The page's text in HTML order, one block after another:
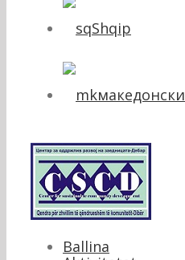
Shqip
македонски
Ballina